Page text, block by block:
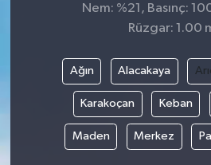
Nem: %21, Basınç:
Rüzgar: 1.00
Ağın Alacakaya
Karakoçan Keban
Maden Merkez